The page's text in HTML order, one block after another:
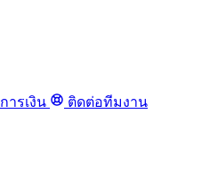
การเงิน ติดต่อทีมงาน